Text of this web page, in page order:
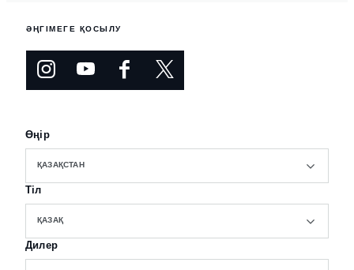
ӘҢГІМЕГЕ ҚОСЫЛУ
Өңір
ҚАЗАҚСТАН
Тіл
ҚАЗАҚ
Дилер